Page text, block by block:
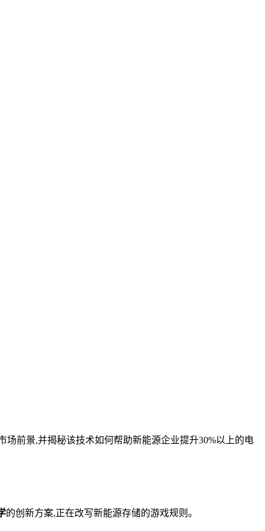
前景,并揭秘该技术如何帮助新能源企业提升30%以上的电
的创新方案,正在改写新能源存储的游戏规则。